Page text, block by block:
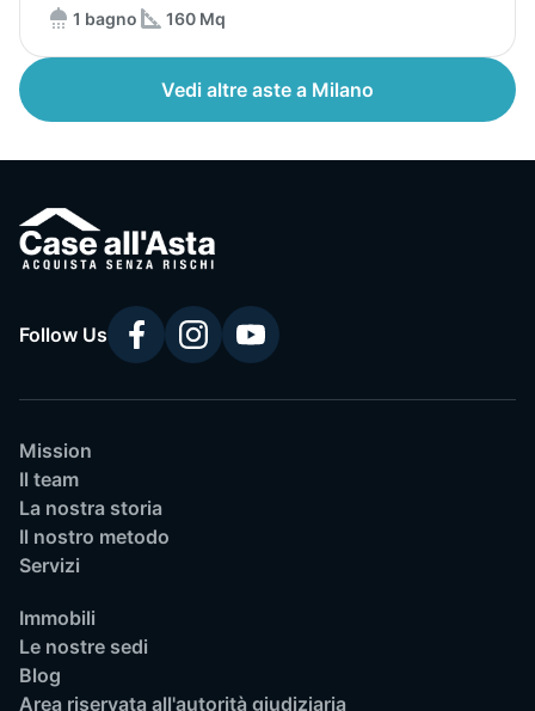
1 bagno
160 Mq
Vedi altre aste a Milano
Follow Us
Mission
Il team
La nostra storia
Il nostro metodo
Servizi
Immobili
Le nostre sedi
Blog
Area riservata all'autorità giudiziaria